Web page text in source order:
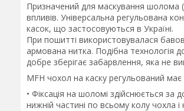
Призначений для маскування шолома
впливів. Універсальна регульована
касок, що застосовуються в Україні.
При пошитті використовувалася
армована нитка. Подібна технологія
добре зберігає забарвлення, яка не
MFH чохол на каску регульований має
• Фіксація на шоломі здійснюється
нижній частині по всьому колу чохла